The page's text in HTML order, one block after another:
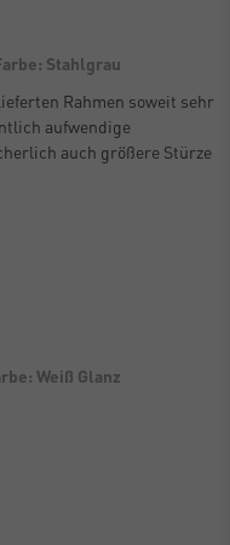
Stahlgrau
Rahmen soweit sehr
aufwendige
auch größere Stürze
Weiß Glanz